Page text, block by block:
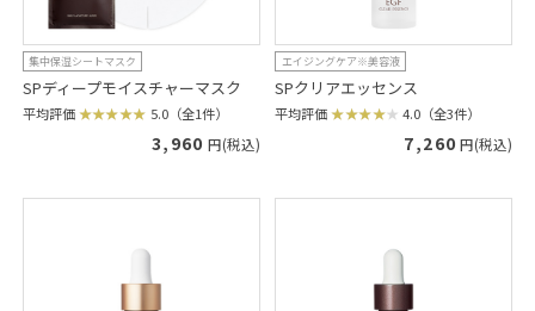
集中保湿シートマスク
SPディープモイスチャーマスク
平均評価 5.0（全1件）
3,960 円(税込)
エイジングケア※美容液
SPクリアエッセンス
平均評価 4.0（全3件）
7,260 円(税込)